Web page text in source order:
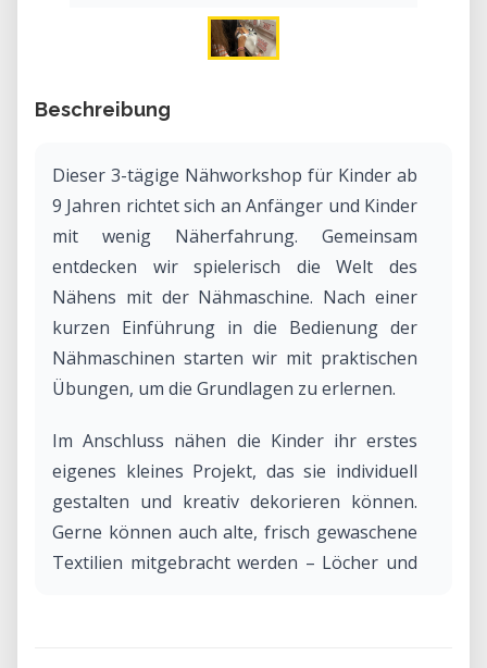
Beschreibung
Dieser 3-tägige Nähworkshop für Kinder ab
9 Jahren richtet sich an Anfänger und Kinder
mit wenig Näherfahrung. Gemeinsam
entdecken wir spielerisch die Welt des
Nähens mit der Nähmaschine. Nach einer
kurzen Einführung in die Bedienung der
Nähmaschinen starten wir mit praktischen
Übungen, um die Grundlagen zu erlernen.
Im Anschluss nähen die Kinder ihr erstes
eigenes kleines Projekt, das sie individuell
gestalten und kreativ dekorieren können.
Gerne können auch alte, frisch gewaschene
Textilien mitgebracht werden – Löcher und